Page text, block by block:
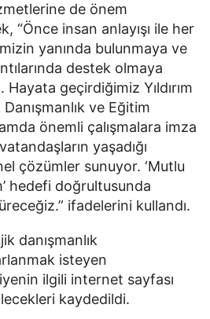
de önem
“Önce insan anlayışı ile her
yanında bulunmaya ve
destek olmaya
geçirdiğimiz Yıldırım
ve Eğitim
önemli çalışmalara imza
yaşadığı
çözümler sunuyor. ‘Mutlu
hedefi doğrultusunda
ifadelerini kullandı.
danışmanlık
isteyen
ilgili internet sayfası
kaydedildi.